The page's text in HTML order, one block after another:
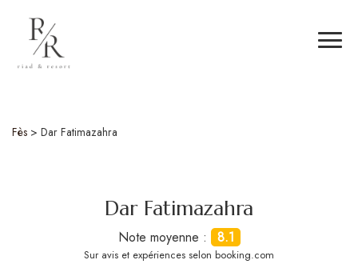
Fès > Dar Fatimazahra
Dar Fatimazahra
Note moyenne : 8.1
Sur avis et expériences selon booking.com